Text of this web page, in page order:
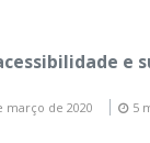
e
março de 2020 5